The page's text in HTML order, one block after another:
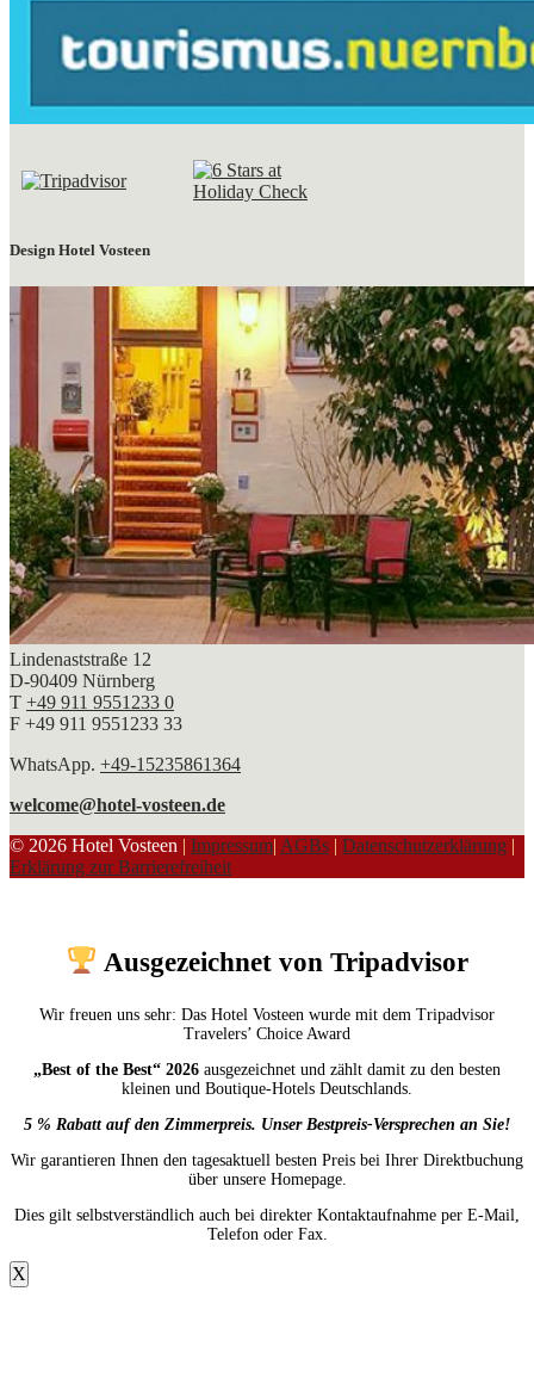
Design Hotel Vosteen
Lindenaststraße 12
D-90409 Nürnberg
T +49 911 9551233 0
F +49 911 9551233 33
WhatsApp. +49-15235861364
welcome@hotel-vosteen.de
© 2026 Hotel Vosteen | Impressum| AGBs | Datenschutzerklärung |
Erklärung zur Barrierefreiheit
Ausgezeichnet von Tripadvisor
Wir freuen uns sehr: Das Hotel Vosteen wurde mit dem Tripadvisor
Travelers’ Choice Award
„Best of the Best“ 2026 ausgezeichnet und zählt damit zu den besten
kleinen und Boutique-Hotels Deutschlands.
5 % Rabatt auf den Zimmerpreis. Unser Bestpreis-Versprechen an Sie!
Wir garantieren Ihnen den tagesaktuell besten Preis bei Ihrer Direktbuchung
über unsere Homepage.
Dies gilt selbstverständlich auch bei direkter Kontaktaufnahme per E-Mail,
Telefon oder Fax.
X